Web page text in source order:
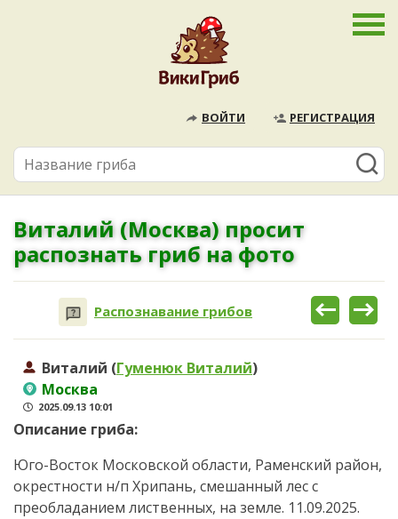
ВОЙТИ РЕГИСТРАЦИЯ
Виталий (Москва) просит
распознать гриб на фото
Распознавание грибов
Виталий (Гуменюк Виталий)
Москва
2025.09.13 10:01
Описание гриба:
Юго-Восток Московской области, Раменский район,
окрестности н/п Хрипань, смешанный лес с
преобладанием лиственных, на земле. 11.09.2025.